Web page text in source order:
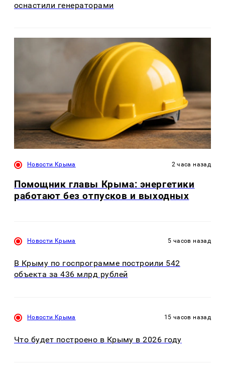
оснастили генераторами
Новости Крыма 2 часа назад
Помощник главы Крыма: энергетики
работают без отпусков и выходных
Новости Крыма 5 часов назад
В Крыму по госпрограмме построили 542
объекта за 436 млрд рублей
Новости Крыма 15 часов назад
Что будет построено в Крыму в 2026 году